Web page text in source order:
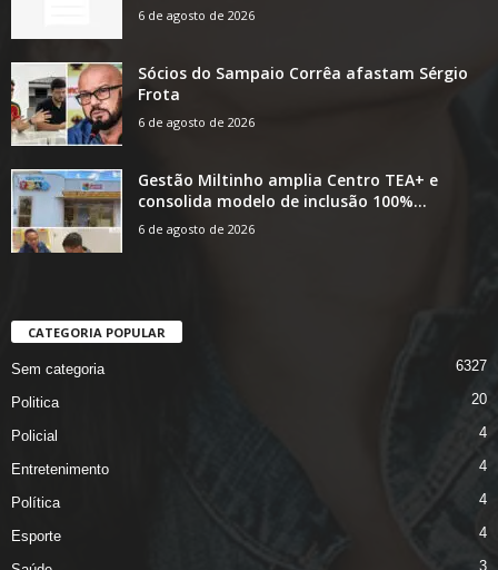
6 de agosto de 2026
Sócios do Sampaio Corrêa afastam Sérgio
Frota
6 de agosto de 2026
Gestão Miltinho amplia Centro TEA+ e
consolida modelo de inclusão 100%...
6 de agosto de 2026
CATEGORIA POPULAR
Sem categoria 6327
Politica 20
Policial 4
Entretenimento 4
Política 4
Esporte 4
3